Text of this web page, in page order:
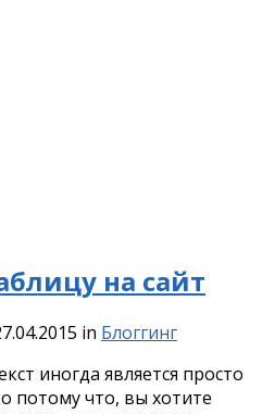
на сайт
in Блоггинг
иногда является просто
потому что, вы хотите